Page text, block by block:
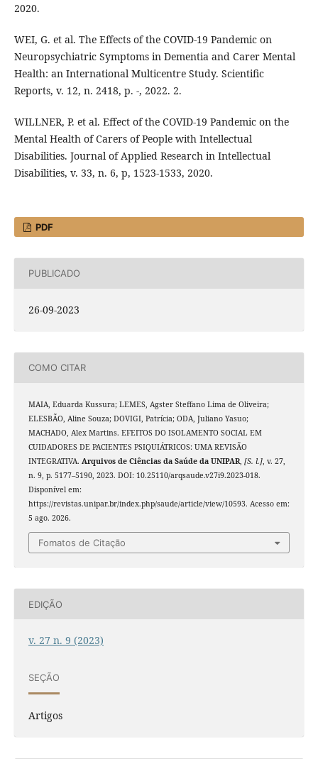
2020.
WEI, G. et al. The Effects of the COVID-19 Pandemic on
Neuropsychiatric Symptoms in Dementia and Carer Mental
Health: an International Multicentre Study. Scientific
Reports, v. 12, n. 2418, p. -, 2022. 2.
WILLNER, P. et al. Effect of the COVID-19 Pandemic on the
Mental Health of Carers of People with Intellectual
Disabilities. Journal of Applied Research in Intellectual
Disabilities, v. 33, n. 6, p, 1523-1533, 2020.
PDF
PUBLICADO
26-09-2023
COMO CITAR
MAIA, Eduarda Kussura; LEMES, Agster Steffano Lima de Oliveira;
ELESBÃO, Aline Souza; DOVIGI, Patrícia; ODA, Juliano Yasuo;
MACHADO, Alex Martins. EFEITOS DO ISOLAMENTO SOCIAL EM
CUIDADORES DE PACIENTES PSIQUIÁTRICOS: UMA REVISÃO
INTEGRATIVA. Arquivos de Ciências da Saúde da UNIPAR, [S. l.], v. 27,
n. 9, p. 5177–5190, 2023. DOI: 10.25110/arqsaude.v27i9.2023-018.
Disponível em:
https://revistas.unipar.br/index.php/saude/article/view/10593. Acesso em:
5 ago. 2026.
Fomatos de Citação
EDIÇÃO
v. 27 n. 9 (2023)
SEÇÃO
Artigos